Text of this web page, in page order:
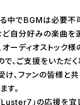
中でBGMは必要不
自分好みの楽曲
ーディオストック様
、ご支援をいただく
け、ファンの皆様
す。
Luster7」の応援を宜